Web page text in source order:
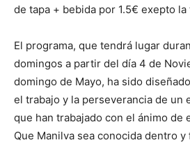
de tapa + bebida por 1.5€ exepto la
El programa, que tendrá lugar
domingos a partir del día 4 de
domingo de Mayo, ha sido
el trabajo y la perseverancia de un
que han trabajado con el ánimo de
Que Manilva sea conocida dentro